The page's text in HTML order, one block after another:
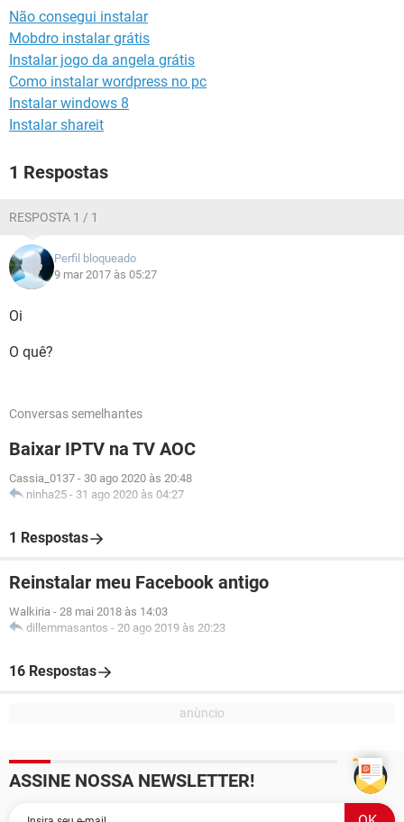
GUIA DE COMPRAS
Não consegui instalar
Mobdro instalar grátis
Instalar jogo da angela grátis
Como instalar wordpress no pc
Instalar windows 8
Instalar shareit
1 Respostas
RESPOSTA 1 / 1
Perfil bloqueado
9 mar 2017 às 05:27
Oi
O quê?
Conversas semelhantes
Baixar IPTV na TV AOC
Cassia_0137 - 30 ago 2020 às 20:48
ninha25 - 31 ago 2020 às 04:27
1 Respostas
Reinstalar meu Facebook antigo
Walkiria - 28 mai 2018 às 14:03
dillemmasantos - 20 ago 2019 às 20:23
16 Respostas
ASSINE NOSSA NEWSLETTER!